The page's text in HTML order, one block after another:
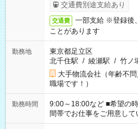
交通費別途支給あり
交通費
一部支給 ※登録後
ことがあります
勤務地
東京都足立区
北千住駅 / 綾瀬駅 / 竹ノ
大手物流会社（年齢不
職場です！）
勤務時間
9:00～18:00など ■希望の時間帯を選
間帯でお仕事をご用意し
17:00～22:00 13:00～